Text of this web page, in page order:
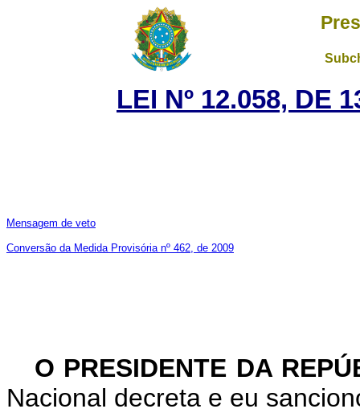
LEI Nº 12.058, DE
Mensagem de veto
Conversão da Medida Provisória nº 462, de 2009
O PRESIDENTE DA
Nacional decreta e eu